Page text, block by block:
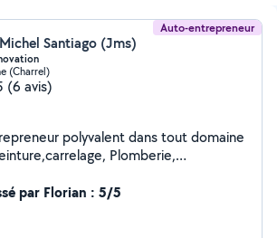
Auto-entrepreneur
Santiago (Jms)
(Charrel)
(6 avis)
dans tout domaine
Plomberie,
je vous propose mes services si
veuillez me contacter. Possibilité de
par Florian : 5/5